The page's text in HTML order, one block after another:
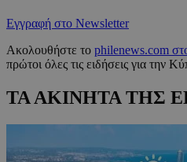
Εγγραφή στο Newsletter
Ακολουθήστε το philenews.com
πρώτοι όλες τις ειδήσεις για την
ΤΑ ΑΚΙΝΗΤΑ ΤΗΣ